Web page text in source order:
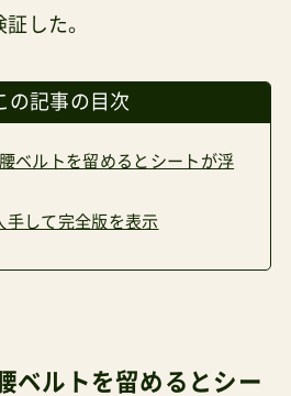
証した。
の記事の目次
ベルトを留めるとシートが浮
して完全版を表示
ベルトを留めるとシー